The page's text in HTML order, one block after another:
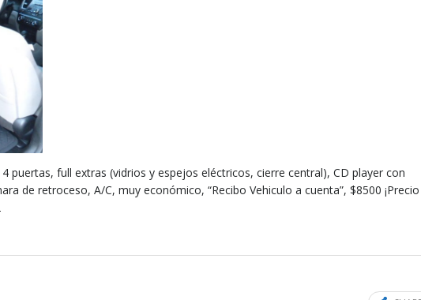
puertas, full extras (vidrios y espejos eléctricos, cierre central), CD player con
de retroceso, A/C, muy económico, “Recibo Vehiculo a cuenta”, $8500 ¡Precio